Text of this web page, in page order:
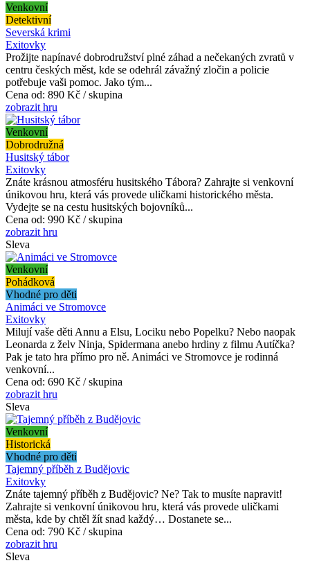
Venkovní
Detektivní
Severská krimi
Exitovky
Prožijte napínavé dobrodružství plné záhad a nečekaných zvratů v
centru českých měst, kde se odehrál závažný zločin a policie
potřebuje vaši pomoc. Jako tým...
Cena od: 890 Kč / skupina
zobrazit hru
Venkovní
Dobrodružná
Husitský tábor
Exitovky
Znáte krásnou atmosféru husitského Tábora? Zahrajte si venkovní
únikovou hru, která vás provede uličkami historického města.
Vydejte se na cestu husitských bojovníků...
Cena od: 990 Kč / skupina
zobrazit hru
Sleva
Venkovní
Pohádková
Vhodné pro děti
Animáci ve Stromovce
Exitovky
Milují vaše děti Annu a Elsu, Lociku nebo Popelku? Nebo naopak
Leonarda z želv Ninja, Spidermana anebo hrdiny z filmu Autíčka?
Pak je tato hra přímo pro ně. Animáci ve Stromovce je rodinná
venkovní...
Cena od: 690 Kč / skupina
zobrazit hru
Sleva
Venkovní
Historická
Vhodné pro děti
Tajemný příběh z Budějovic
Exitovky
Znáte tajemný příběh z Budějovic? Ne? Tak to musíte napravit!
Zahrajte si venkovní únikovou hru, která vás provede uličkami
města, kde by chtěl žít snad každý… Dostanete se...
Cena od: 790 Kč / skupina
zobrazit hru
Sleva